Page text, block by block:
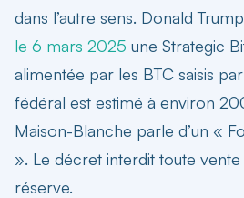
dans l’autre sens. Donald
le 6 mars 2025 une Strategic
alimentée par les BTC saisis
fédéral est estimé à environ
Maison-Blanche parle d’un «
». Le décret interdit toute vente
réserve.